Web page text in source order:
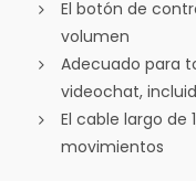
El botón de
volumen
Adecuado para
videochat,
El cable largo de
movimientos